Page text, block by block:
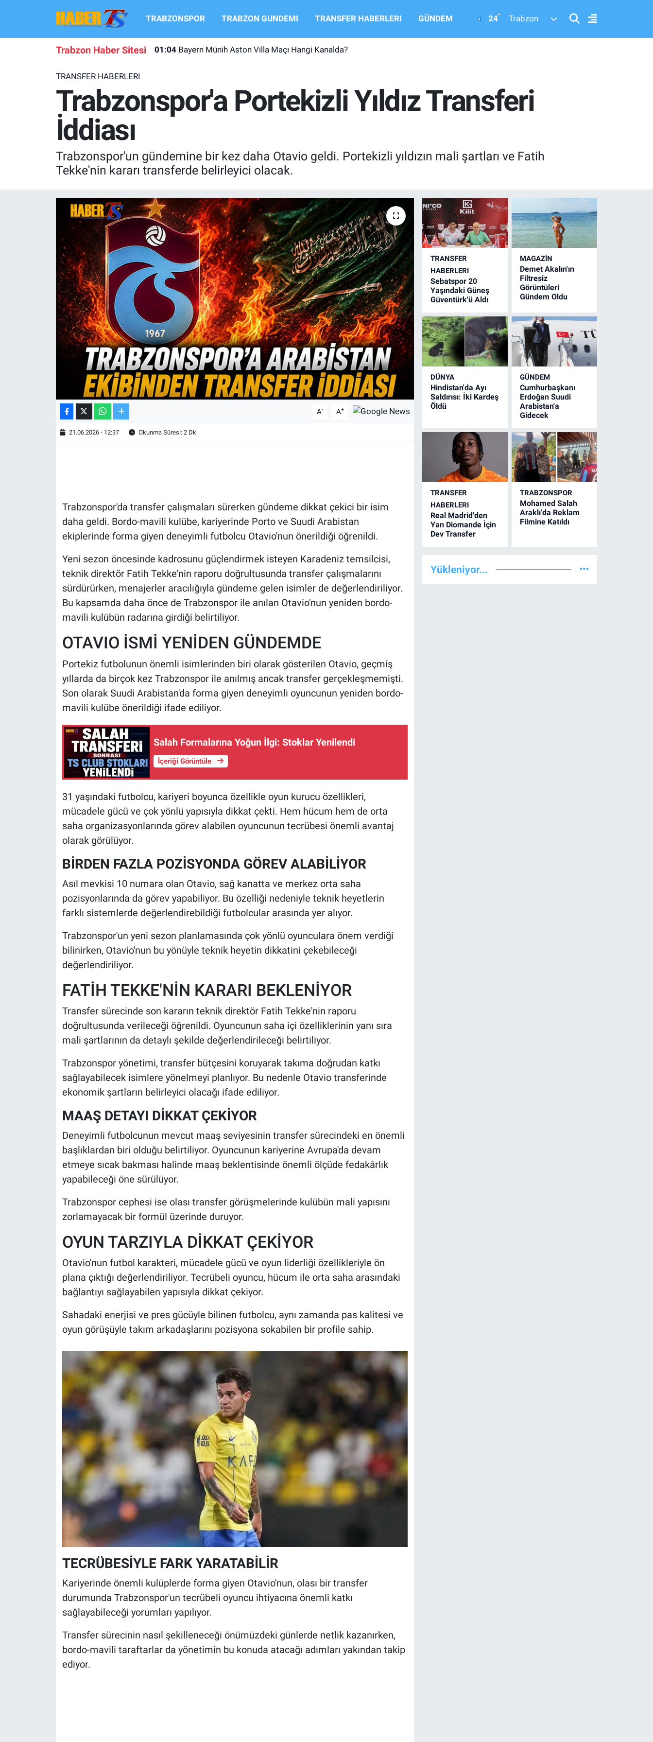
TRABZONSPOR TRABZON GUNDEMI TRANSFER HABERLERI GÜNDEM 24° Trabzon
Trabzon Haber Sitesi 01:04 Bayern Münih Aston Villa Maçı Hangi Kanalda?
TRANSFER HABERLERI
Trabzonspor'a Portekizli Yıldız Transferi
İddiası
Trabzonspor'un gündemine bir kez daha Otavio geldi. Portekizli yıldızın mali şartları ve Fatih
Tekke'nin kararı transferde belirleyici olacak.
A- A+
21.06.2026 - 12:37 Okunma Süresi: 2 Dk
Trabzonspor'da transfer çalışmaları sürerken gündeme dikkat çekici bir isim
daha geldi. Bordo-mavili kulübe, kariyerinde Porto ve Suudi Arabistan
ekiplerinde forma giyen deneyimli futbolcu Otavio'nun önerildiği öğrenildi.
Yeni sezon öncesinde kadrosunu güçlendirmek isteyen Karadeniz temsilcisi,
teknik direktör Fatih Tekke'nin raporu doğrultusunda transfer çalışmalarını
sürdürürken, menajerler aracılığıyla gündeme gelen isimler de değerlendiriliyor.
Bu kapsamda daha önce de Trabzonspor ile anılan Otavio'nun yeniden bordo-
mavili kulübün radarına girdiği belirtiliyor.
OTAVIO İSMİ YENİDEN GÜNDEMDE
Portekiz futbolunun önemli isimlerinden biri olarak gösterilen Otavio, geçmiş
yıllarda da birçok kez Trabzonspor ile anılmış ancak transfer gerçekleşmemişti.
Son olarak Suudi Arabistan'da forma giyen deneyimli oyuncunun yeniden bordo-
mavili kulübe önerildiği ifade ediliyor.
Salah Formalarına Yoğun İlgi: Stoklar Yenilendi
İçeriği Görüntüle
31 yaşındaki futbolcu, kariyeri boyunca özellikle oyun kurucu özellikleri,
mücadele gücü ve çok yönlü yapısıyla dikkat çekti. Hem hücum hem de orta
saha organizasyonlarında görev alabilen oyuncunun tecrübesi önemli avantaj
olarak görülüyor.
BİRDEN FAZLA POZİSYONDA GÖREV ALABİLİYOR
Asıl mevkisi 10 numara olan Otavio, sağ kanatta ve merkez orta saha
pozisyonlarında da görev yapabiliyor. Bu özelliği nedeniyle teknik heyetlerin
farklı sistemlerde değerlendirebildiği futbolcular arasında yer alıyor.
Trabzonspor'un yeni sezon planlamasında çok yönlü oyunculara önem verdiği
bilinirken, Otavio'nun bu yönüyle teknik heyetin dikkatini çekebileceği
değerlendiriliyor.
FATİH TEKKE'NİN KARARI BEKLENİYOR
Transfer sürecinde son kararın teknik direktör Fatih Tekke'nin raporu
doğrultusunda verileceği öğrenildi. Oyuncunun saha içi özelliklerinin yanı sıra
mali şartlarının da detaylı şekilde değerlendirileceği belirtiliyor.
Trabzonspor yönetimi, transfer bütçesini koruyarak takıma doğrudan katkı
sağlayabilecek isimlere yönelmeyi planlıyor. Bu nedenle Otavio transferinde
ekonomik şartların belirleyici olacağı ifade ediliyor.
MAAŞ DETAYI DİKKAT ÇEKİYOR
Deneyimli futbolcunun mevcut maaş seviyesinin transfer sürecindeki en önemli
başlıklardan biri olduğu belirtiliyor. Oyuncunun kariyerine Avrupa'da devam
etmeye sıcak bakması halinde maaş beklentisinde önemli ölçüde fedakârlık
yapabileceği öne sürülüyor.
Trabzonspor cephesi ise olası transfer görüşmelerinde kulübün mali yapısını
zorlamayacak bir formül üzerinde duruyor.
OYUN TARZIYLA DİKKAT ÇEKİYOR
Otavio'nun futbol karakteri, mücadele gücü ve oyun liderliği özellikleriyle ön
plana çıktığı değerlendiriliyor. Tecrübeli oyuncu, hücum ile orta saha arasındaki
bağlantıyı sağlayabilen yapısıyla dikkat çekiyor.
Sahadaki enerjisi ve pres gücüyle bilinen futbolcu, aynı zamanda pas kalitesi ve
oyun görüşüyle takım arkadaşlarını pozisyona sokabilen bir profile sahip.
TECRÜBESİYLE FARK YARATABİLİR
Kariyerinde önemli kulüplerde forma giyen Otavio'nun, olası bir transfer
durumunda Trabzonspor'un tecrübeli oyuncu ihtiyacına önemli katkı
sağlayabileceği yorumları yapılıyor.
Transfer sürecinin nasıl şekilleneceği önümüzdeki günlerde netlik kazanırken,
bordo-mavili taraftarlar da yönetimin bu konuda atacağı adımları yakından takip
ediyor.
TRANSFER
HABERLERI
Sebatspor 20
Yaşındaki Güneş
Güventürk'ü Aldı
MAGAZİN
Demet Akalın'ın
Filtresiz
Görüntüleri
Gündem Oldu
DÜNYA
Hindistan'da Ayı
Saldırısı: İki Kardeş
Öldü
GÜNDEM
Cumhurbaşkanı
Erdoğan Suudi
Arabistan'a
Gidecek
TRANSFER
HABERLERI
Real Madrid'den
Yan Diomande İçin
Dev Transfer
TRABZONSPOR
Mohamed Salah
Araklı’da Reklam
Filmine Katıldı
Yükleniyor...
TRABZONSPOR
TRANSFER HABERLERI
KULİS MEYDANI
1461 TRABZON
TV VE SİNEMA
BASKETBOL
KÜLTÜR SANAT
MAGAZİN
Bilim, Teknoloji
Hava Durumu
Süper Lig Puan Durumu ve Fikstür
Tüm Manşetler
Son Dakika Haberleri
Haber Arşivi